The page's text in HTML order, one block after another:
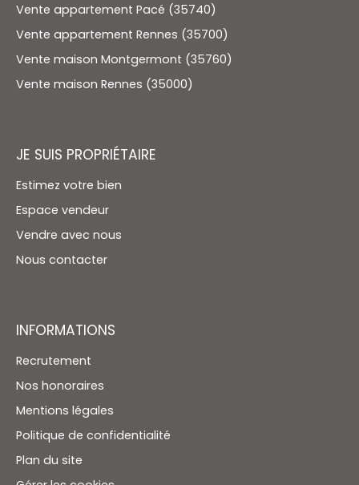
Vente appartement Pacé (35740)
Vente appartement Rennes (35700)
Vente maison Montgermont (35760)
Vente maison Rennes (35000)
JE SUIS PROPRIÉTAIRE
Estimez votre bien
Espace vendeur
Vendre avec nous
Nous contacter
INFORMATIONS
Recrutement
Nos honoraires
Mentions légales
Politique de confidentialité
Plan du site